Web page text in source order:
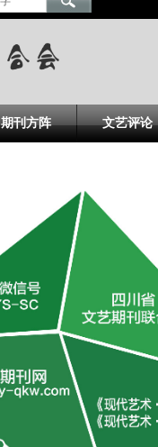
期刊方阵 文艺评论